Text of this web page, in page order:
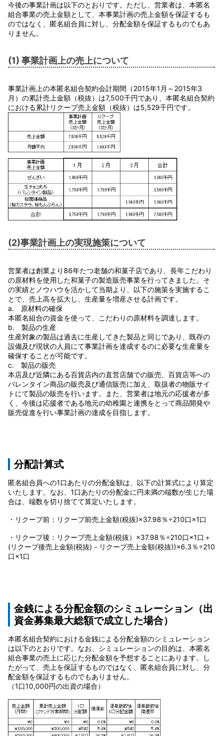
今後の事業計画は以下のとおりです。ただし、営業者は、本匿名
組合事業の売上金額として、本事業計画の売上金額を保証するも
のではなく、匿名組合員に対し、分配金額を保証するものでもあ
りません。
(1) 事業計画上の売上について
事業計画上の本匿名組合契約会計期間（2015年1月～2015年3
月）の累計売上金額（税抜）は7,500千円であり、本匿名組合契約
における累計リクープ売上金額（税抜）は5,529千円です。
(2)事業計画上の実現施策について
営業者は創業より86年たつ老舗の和菓子店であり、長年こだわり
の原材料を使用した和菓子の製造販売事業を行ってきました。そ
の実績とノウハウを活かして当期より、以下の施策を実施するこ
とで、売上高を拡大し、生産量を増産させる計画です。
a. 原材料の確保
本匿名組合の資金を使って、こだわりの原材料を調達します。
b. 製品の生産
生産対象の製品は過去に生産してきた製品と同じであり、既存の
設備及び現状の人員にて事業計画を達成するのに必要な生産量を
確保することが可能です。
c. 製品の販売
本店及び近隣にある百貨店内の直営店舗での販売、百貨店等への
バレンタイン商品の販売及び通信販売に加え、取扱者の物販サイ
トにて製品の販売を行います。また、営業者は地元の応援者が多
く、今後は応援者である地元の幼稚園と連携をとって商品開発や
販売促進を行い事業計画の達成を目指します。
分配計算式
匿名組合員への1口あたりの分配金額は、以下の計算式により算定
いたします。なお、1口あたりの分配金に円未満の端数が生じた場
合は、端数を切り捨てて算定いたします。
・リクープ前：リクープ前売上金額(税抜)×37.98％÷210口×1口
・リクープ後：リクープ売上金額(税抜）×37.98％÷210口×1口＋
(リクープ後売上金額(税抜)－リクープ売上金額(税抜))×6.3％÷210
口×1口
金銭による分配金額のシミュレーション （出
資金募集最大総額で成立した場合）
本匿名組合契約における金銭による分配金額のシミュレーション
は以下のとおりです。なお、シミュレーションの目的は、本匿名
組合事業の売上に応じた分配金額を予想することにあります。し
たがって、売上を保証するものではなく、匿名組合員に対し、分
配金額を保証するものでもありません。
（1口10,000円の出資の場合）